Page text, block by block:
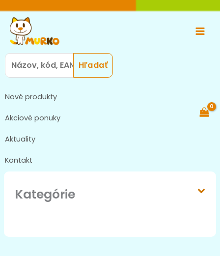
obsah
Main
Search
for:
Nové produkty
Akciové ponuky
Aktuality
Kontakt
Kategórie